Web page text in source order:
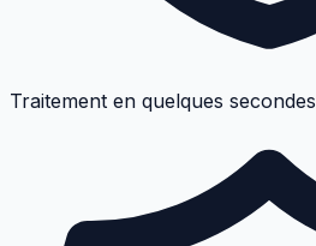
Traitement en quelques secondes